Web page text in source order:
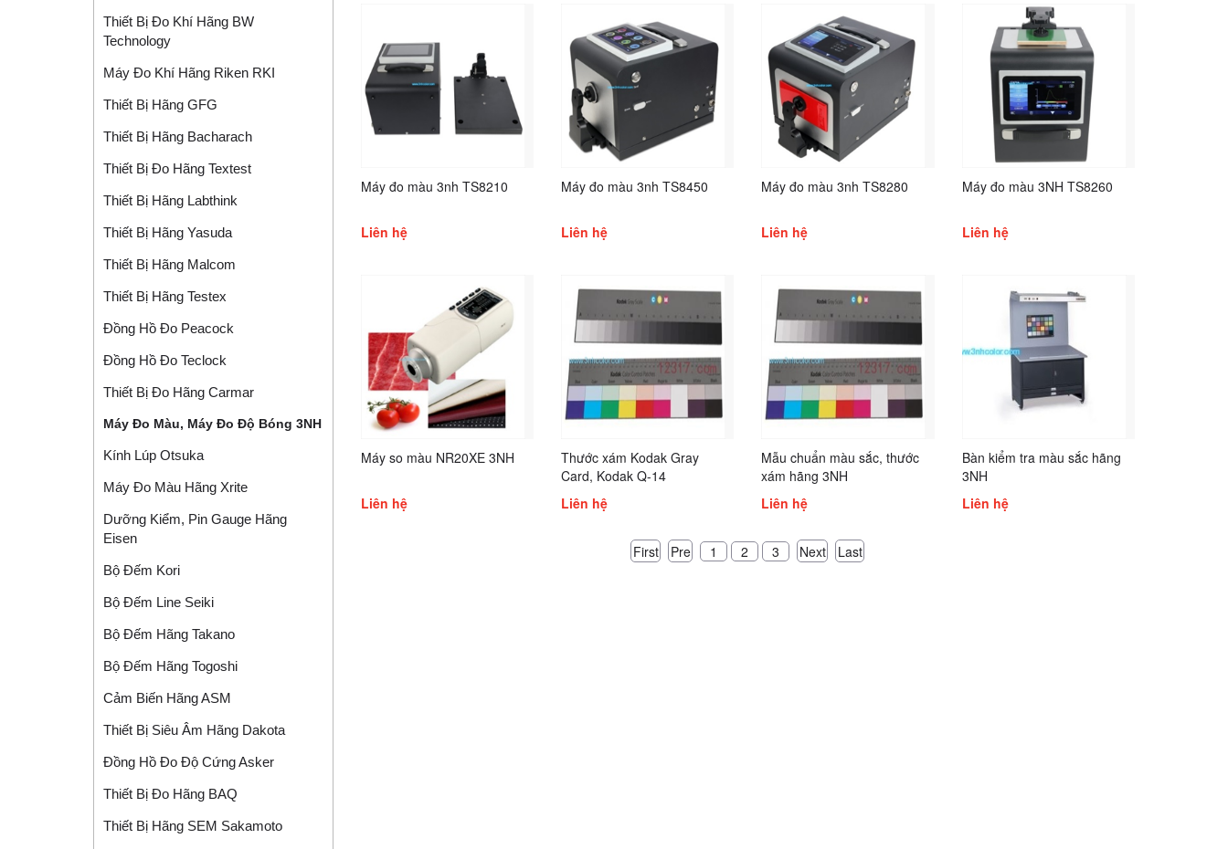
Máy đo màu 3nh TS8210
Liên hệ
Máy đo màu 3nh TS8450
Liên hệ
Máy đo màu 3nh TS8280
Liên hệ
Máy đo màu 3NH TS8260
Liên hệ
Máy so màu NR20XE 3NH
Liên hệ
Thước xám Kodak Gray
Card, Kodak Q-14
Liên hệ
Mẫu chuẩn màu sắc, thước
xám hãng 3NH
Liên hệ
Bàn kiểm tra màu sắc hãng
3NH
Liên hệ
First Pre 1 2 3 Next Last
Thiết Bị Đo Khí Hãng BW
Technology
Máy Đo Khí Hãng Riken RKI
Thiết Bị Hãng GFG
Thiết Bị Hãng Bacharach
Thiết Bị Đo Hãng Textest
Thiết Bị Hãng Labthink
Thiết Bị Hãng Yasuda
Thiết Bị Hãng Malcom
Thiết Bị Hãng Testex
Đồng Hồ Đo Peacock
Đồng Hồ Đo Teclock
Thiết Bị Đo Hãng Carmar
Máy Đo Màu, Máy Đo Độ Bóng 3NH
Kính Lúp Otsuka
Máy Đo Màu Hãng Xrite
Dưỡng Kiểm, Pin Gauge Hãng
Eisen
Bộ Đếm Kori
Bộ Đếm Line Seiki
Bộ Đếm Hãng Takano
Bộ Đếm Hãng Togoshi
Cảm Biến Hãng ASM
Thiết Bị Siêu Âm Hãng Dakota
Đồng Hồ Đo Độ Cứng Asker
Thiết Bị Đo Hãng BAQ
Thiết Bị Hãng SEM Sakamoto